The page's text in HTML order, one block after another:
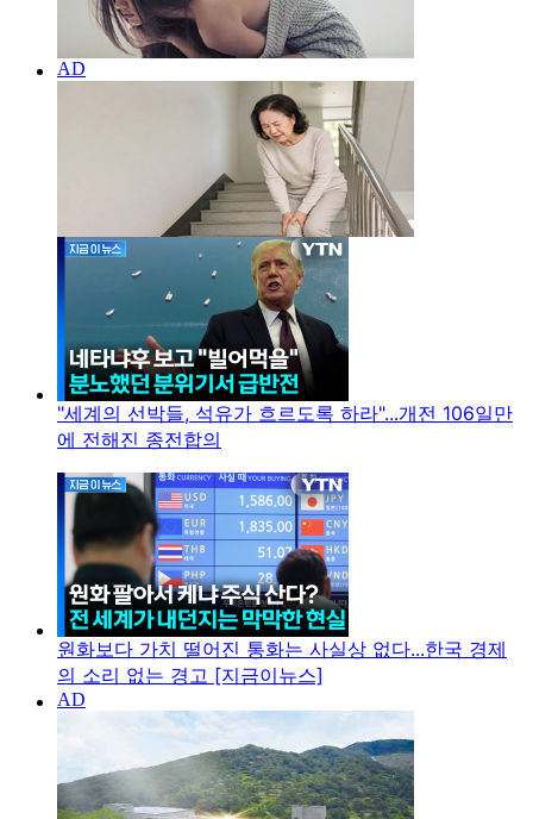
"세계의 선박들, 석유가 흐르도록 하라"...개전 106일만
에 전해진 종전합의
원화보다 가치 떨어진 통화는 사실상 없다...한국 경제
의 소리 없는 경고 [지금이뉴스]